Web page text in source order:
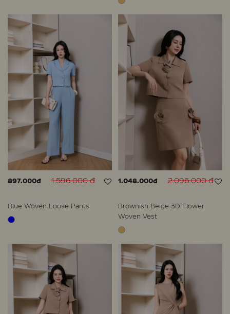
897.000đ 1.596.000 đ
Blue Woven Loose Pants
1.048.000đ 2.096.000 đ
Brownish Beige 3D Flower
Woven Vest